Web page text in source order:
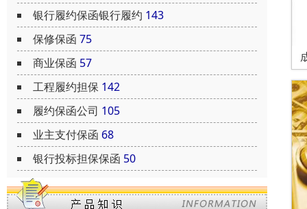
银行履约保函银行履约 143
保修保函 75
商业保函 57
工程履约担保 142
履约保函公司 105
业主支付保函 68
银行投标担保保函 50